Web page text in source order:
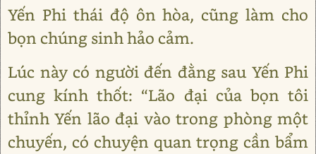
Yến Phi thái độ ôn hòa, cũng làm cho
bọn chúng sinh hảo cảm.
Lúc này có người đến đằng sau Yến Phi
cung kính thốt: “Lão đại của bọn tôi
thỉnh Yến lão đại vào trong phòng một
chuyến, có chuyện quan trọng cần bẩm